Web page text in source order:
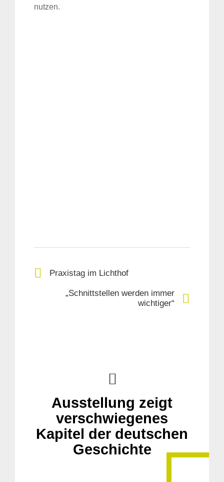
nutzen.
Praxistag im Lichthof
„Schnittstellen werden immer
wichtiger“
Ausstellung zeigt
verschwiegenes
Kapitel der deutschen
Geschichte